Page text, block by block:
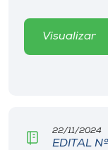
Visualizar
22/11/2024
EDITAL